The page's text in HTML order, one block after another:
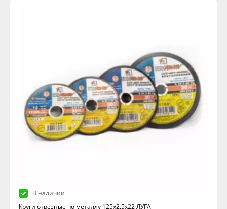
В наличии
Круги отрезные по металлу 125х2,5х22 ЛУГА